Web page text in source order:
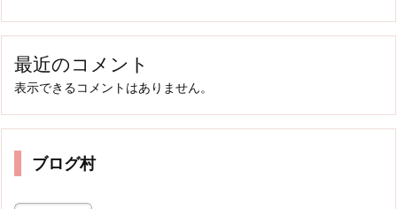
最近のコメント
表示できるコメントはありません。
ブログ村